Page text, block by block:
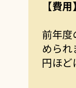
【費用】
前年度
められ
円ほど